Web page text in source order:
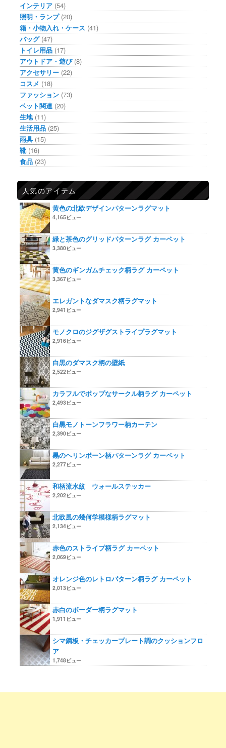
インテリア (54)
照明・ランプ(20)
箱・小物入れ・ケース (41)
バッグ(47)
トイレ用品 (17)
アウトドア・遊び(8)
アクセサリー (22)
コスメ (18)
ファッション (73)
ペット関連 (20)
生地(11)
生活用品 (25)
雨具 (15)
靴(16)
食品 (23)
人気のアイテム
黄色の北欧デザインパターンラグマット
4,165ビュー
緑と茶色のグリッドパターンラグ カーペット
3,380ビュー
黄色のギンガムチェック柄ラグ カーペット
3,367ビュー
エレガントなダマスク柄ラグマット
2,941ビュー
モノクロのジグザグストライプラグマット
2,916ビュー
白黒のダマスク柄の壁紙
2,522ビュー
カラフルでポップなサークル柄ラグ カーペット
2,493ビュー
白黒モノトーンフラワー柄カーテン
2,390ビュー
黒のヘリンボーン柄パターンラグ カーペット
2,277ビュー
和柄流水紋 ウォールステッカー
2,202ビュー
北欧風の幾何学模様柄ラグマット
2,134ビュー
赤色のストライプ柄ラグ カーペット
2,069ビュー
オレンジ色のレトロパターン柄ラグ カーペット
2,013ビュー
赤白のボーダー柄ラグマット
1,911ビュー
シマ鋼板・チェッカープレート調のクッションフロ
ア
1,748ビュー